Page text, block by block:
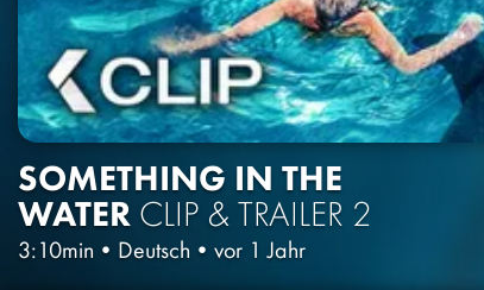
SOMETHING IN THE
WATER CLIP & TRAILER 2
3:10min • Deutsch • vor 1 Jahr